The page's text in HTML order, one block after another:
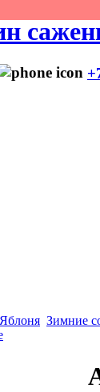
Яблоня Зимние